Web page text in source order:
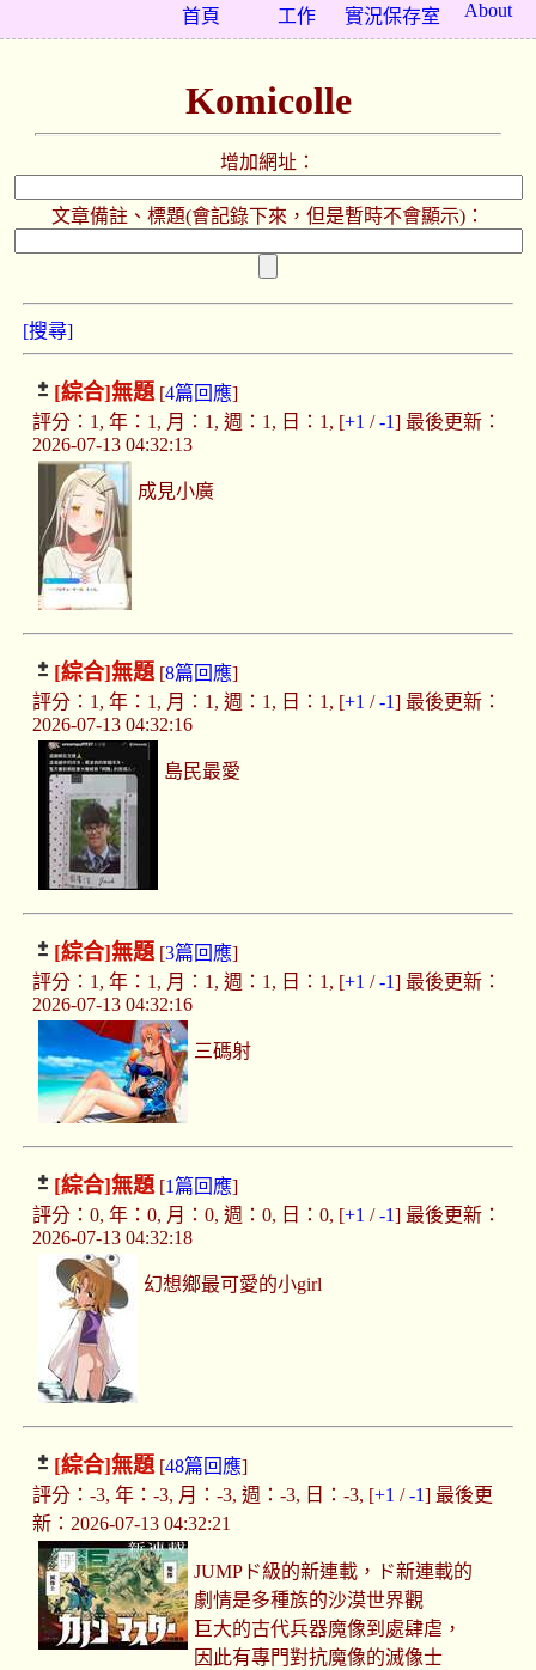
About
實況保存室
工作
首頁
Komicolle
增加網址：
文章備註、標題(會記錄下來，但是暫時不會顯示)：
[搜尋]
[綜合]無題[4篇回應]
評分：1, 年：1, 月：1, 週：1, 日：1, [+1 /-1] 最後更新：
2026-07-13 04:32:13
成見小廣
[綜合]無題[8篇回應]
評分：1, 年：1, 月：1, 週：1, 日：1, [+1 /-1] 最後更新：
2026-07-13 04:32:16
島民最愛
[綜合]無題[3篇回應]
評分：1, 年：1, 月：1, 週：1, 日：1, [+1 /-1] 最後更新：
2026-07-13 04:32:16
三碼射
[綜合]無題[1篇回應]
評分：0, 年：0, 月：0, 週：0, 日：0, [+1 /-1] 最後更新：
2026-07-13 04:32:18
幻想鄉最可愛的小girl
[綜合]無題[48篇回應]
評分：-3, 年：-3, 月：-3, 週：-3, 日：-3, [+1 /-1] 最後更
新：2026-07-13 04:32:21
JUMPド級的新連載，ド新連載的
劇情是多種族的沙漠世界觀
巨大的古代兵器魔像到處肆虐，
因此有專門對抗魔像的滅像士